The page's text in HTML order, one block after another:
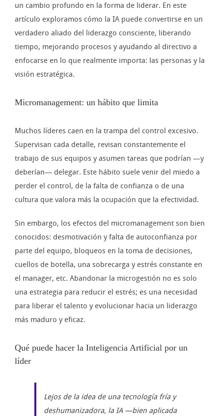
un cambio profundo en la forma de liderar. En este
artículo exploramos cómo la IA puede convertirse en un
verdadero aliado del liderazgo consciente, liberando
tiempo, mejorando procesos y ayudando al directivo a
enfocarse en lo que realmente importa: las personas y la
visión estratégica.
Micromanagement: un hábito que limita
Muchos líderes caen en la trampa del control excesivo.
Supervisan cada detalle, revisan constantemente el
trabajo de sus equipos y asumen tareas que podrían —y
deberían— delegar. Este hábito suele venir del miedo a
perder el control, de la falta de confianza o de una
cultura que valora más la ocupación que la efectividad.
Sin embargo, los efectos del micromanagement son bien
conocidos: desmotivación y falta de autoconfianza por
parte del equipo, bloqueos en la toma de decisiones,
cuellos de botella, una sobrecarga y estrés constante en
el manager, etc. Abandonar la microgestión no es solo
una estrategia para reducir el estrés; es una necesidad
para liberar el talento y evolucionar hacia un liderazgo
más maduro y eficaz.
Qué puede hacer la Inteligencia Artificial por un
líder
Lejos de la idea de una tecnología fría y
deshumanizadora, la IA —bien aplicada